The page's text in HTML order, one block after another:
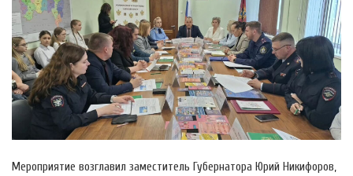
Мероприятие возглавил заместитель Губернатора Юрий Никифоров,